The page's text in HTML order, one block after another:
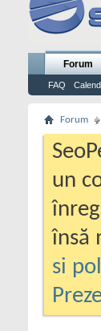
Forum
FAQ
Forum
un
însă
si